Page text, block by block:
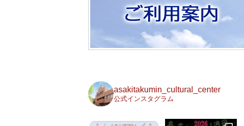
asakitakumin_cultural_center
公式インスタグラム